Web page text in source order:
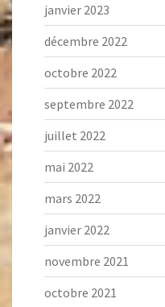
janvier 2023
décembre 2022
octobre 2022
septembre 2022
juillet 2022
mai 2022
mars 2022
janvier 2022
novembre 2021
octobre 2021